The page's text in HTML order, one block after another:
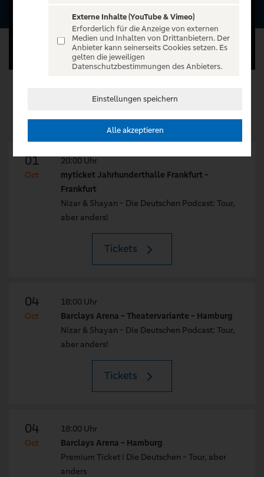
VERANSTALTUNG WÄHLEN
01
Oct
20:00 Uhr
myticket Jahrhunderthalle Frankfurt -
Frankfurt
Nizar & Shayan - Die Deutschen Podcast: Tour,
aber anders!
Tickets
04
Oct
18:00 Uhr
Barclays Arena - Theatervariante - Hamburg
Nizar & Shayan - Die Deutschen Podcast: Tour,
aber anders!
Tickets
04
Oct
18:00 Uhr
Barclays Arena - Hamburg
Premium Ticket | Die Deutschen - Tour, aber
anders
Externe Inhalte (YouTube & Vimeo)
Erforderlich für die Anzeige von externen
Medien und Inhalten von Drittanbietern. Der
Anbieter kann seinerseits Cookies setzen. Es
gelten die jeweiligen
Datenschutzbestimmungen des Anbieters.
Einstellungen speichern
Alle akzeptieren